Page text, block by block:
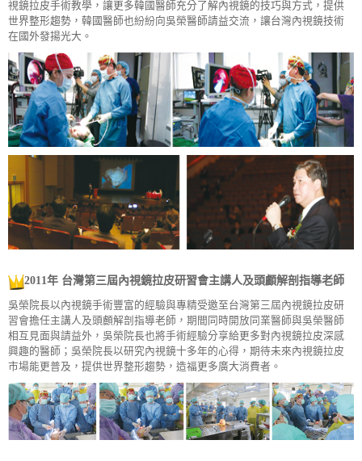
視鏡拉皮手術教學，讓更多韓國醫師充分了解內視鏡的技巧與方式，提供
世界整形趨勢，韓國醫師也紛紛向吳榮醫師請益交流，讓台灣內視鏡技術
在國外發揚光大。
2011年 台灣第三屆內視鏡拉皮研習會主講人及頭顱解剖指導老師
吳榮院長以內視鏡手術豐富的經驗與專精受邀至台灣第三屆內視鏡拉皮研
習會擔任主講人及頭顱解剖指導老師，期間同時開放同業醫師與吳榮醫師
相互見面與請益外，吳榮院長也將手術經驗分享給更多對內視鏡拉皮深感
興趣的醫師；吳榮院長以研究內視鏡十多年的心得，期待未來內視鏡拉皮
市場能更普及，提供世界整形趨勢，造福更多廣大消費者。